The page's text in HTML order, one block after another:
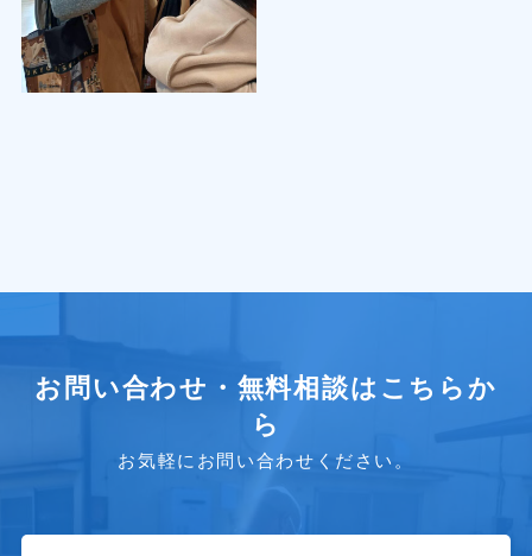
お問い合わせ・無料相談はこちらか
ら
お気軽にお問い合わせください。